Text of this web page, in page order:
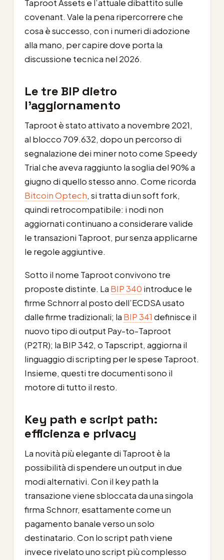
Taproot Assets e l’attuale dibattito sulle
covenant. Vale la pena ripercorrere che
cosa è successo, con i numeri di adozione
alla mano, per capire dove porta la
discussione tecnica nel 2026.
Le tre BIP dietro
l’aggiornamento
Taproot è stato attivato a novembre 2021,
al blocco 709.632, dopo un percorso di
segnalazione dei miner noto come Speedy
Trial che aveva raggiunto la soglia del 90% a
giugno di quello stesso anno. Come ricorda
Bitcoin Optech, si tratta di un soft fork,
quindi retrocompatibile: i nodi non
aggiornati continuano a considerare valide
le transazioni Taproot, pur senza applicarne
le regole aggiuntive.
Sotto il nome Taproot convivono tre
proposte distinte. La BIP 340 introduce le
firme Schnorr al posto dell’ECDSA usato
dalle firme tradizionali; la BIP 341 definisce il
nuovo tipo di output Pay-to-Taproot
(P2TR); la BIP 342, o Tapscript, aggiorna il
linguaggio di scripting per le spese Taproot.
Insieme, questi tre documenti sono il
motore di tutto il resto.
Key path e script path:
efficienza e privacy
La novità più elegante di Taproot è la
possibilità di spendere un output in due
modi alternativi. Con il key path la
transazione viene sbloccata da una singola
firma Schnorr, esattamente come un
pagamento banale verso un solo
destinatario. Con lo script path viene
invece rivelato uno script più complesso